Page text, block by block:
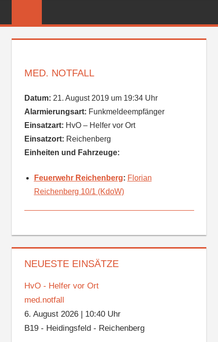
FEUERWEHR
MED. NOTFALL
Datum: 21. August 2019 um 19:34 Uhr
Alarmierungsart: Funkmeldeempfänger
Einsatzart: HvO – Helfer vor Ort
Einsatzort: Reichenberg
Einheiten und Fahrzeuge:
Feuerwehr Reichenberg: Florian
Reichenberg 10/1 (KdoW)
NEUESTE EINSÄTZE
HvO - Helfer vor Ort
med.notfall
6. August 2026| 10:40 Uhr
B19 - Heidingsfeld - Reichenberg